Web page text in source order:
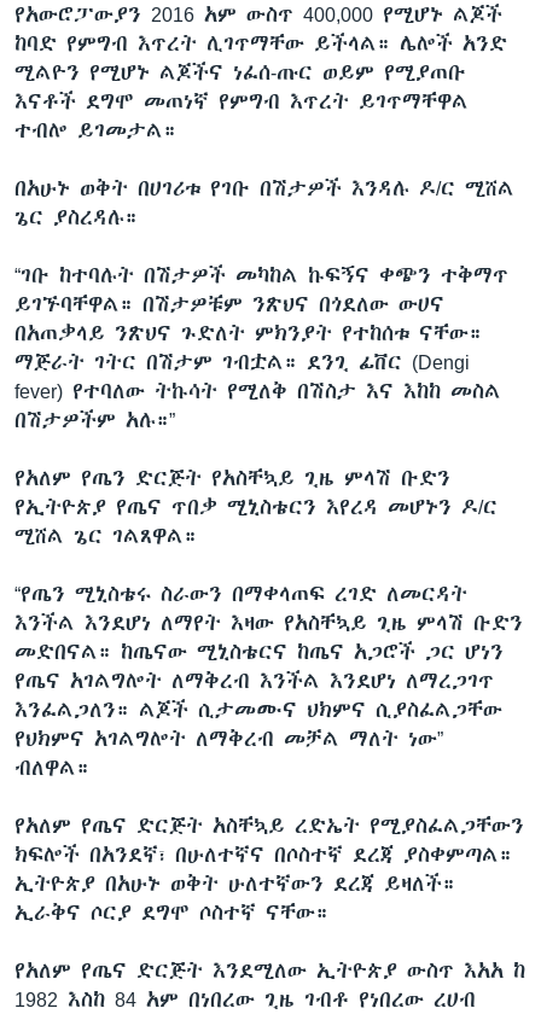
የአውሮፓውያን 2016 አም ውስጥ 400,000 የሚሆኑ ልጆች
ከባድ የምግብ እጥረት ሊገጥማቸው ይችላል። ሌሎች አንድ
ሚልዮን የሚሆኑ ልጆችና ነፈሰ-ጡር ወይም የሚያጠቡ
እናቶች ደግሞ መጠነኛ የምግብ እጥረት ይገጥማቸዋል
ተብሎ ይገመታል።
በአሁኑ ወቅት በሀገሪቱ የገቡ በሽታዎች እንዳሉ ዶ/ር ሚሸል
ጌር ያስረዳሉ።
“ገቡ ከተባሉት በሽታዎች መካከል ኩፍኝና ቀጭን ተቅማጥ
ይገኙባቸዋል። በሽታዎቹም ንጽህና በጎደለው ውሀና
በአጠቃላይ ንጽህና ጉድለት ምክንያት የተከሰቱ ናቸው።
ማጅራት ገትር በሽታም ገብቷል። ደንጊ ፊቨር (Dengi
fever) የተባለው ትኩሳት የሚለቅ በሽስታ እና እከከ መስል
በሽታዎችም አሉ።”
የአለም የጤን ድርጅት የአስቸኳይ ጊዜ ምላሽ ቡድን
የኢትዮጵያ የጤና ጥበቃ ሚኒስቴርን እየረዳ መሆኑን ዶ/ር
ሚሸል ጌር ገልጸዋል።
“የጤን ሚኒስቴሩ ስራውን በማቀላጠፍ ረገድ ለመርዳት
እንችል እንደሆነ ለማየት እዛው የአስቸኳይ ጊዜ ምላሽ ቡድን
መድበናል። ከጤናው ሚኒስቴርና ከጤና አጋሮች ጋር ሆነን
የጤና አገልግሎት ለማቅረብ እንችል እንደሆነ ለማረጋገጥ
እንፈልጋለን። ልጆች ሲታመሙና ህክምና ሲያስፈልጋቸው
የህክምና አገልግሎት ለማቅረብ መቻል ማለት ነው”
ብለዋል።
የአለም የጤና ድርጅት አስቸኳይ ረድኤት የሚያስፈልጋቸውን
ክፍሎች በአንደኛ፣ በሁለተኛና በሶስተኛ ደረጃ ያስቀምጣል።
ኢትዮጵያ በአሁኑ ወቅት ሁለተኛውን ደረጃ ይዛለች።
ኢራቅና ሶርያ ደግሞ ሶስተኛ ናቸው።
የአለም የጤና ድርጅት እንደሚለው ኢትዮጵያ ውስጥ እአአ ከ
1982 እስከ 84 አም በነበረው ጊዜ ገብቶ የነበረው ረሀብ